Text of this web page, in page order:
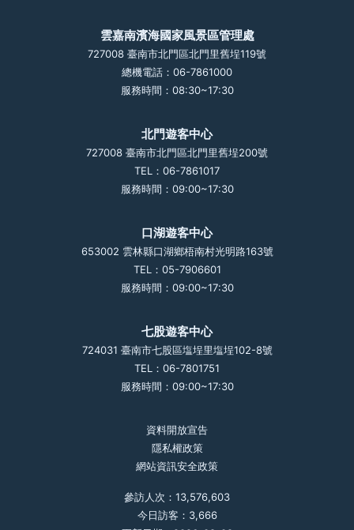
雲嘉南濱海國家風景區管理處
727008 臺南市北門區北門里舊埕119號
總機電話：06-7861000
服務時間：08:30~17:30
北門遊客中心
727008 臺南市北門區北門里舊埕200號
TEL：06-7861017
服務時間：09:00~17:30
口湖遊客中心
653002 雲林縣口湖鄉梧南村光明路163號
TEL：05-7906601
服務時間：09:00~17:30
七股遊客中心
724031 臺南市七股區塩埕里塩埕102-8號
TEL：06-7801751
服務時間：09:00~17:30
資料開放宣告
隱私權政策
網站資訊安全政策
參訪人次：13,576,603
今日訪客：3,666